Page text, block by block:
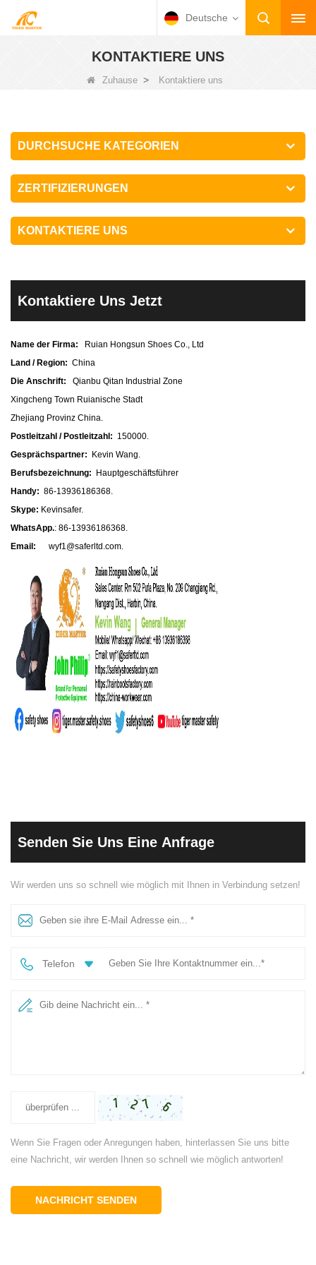
Deutsche
KONTAKTIERE UNS
Zuhause> Kontaktiere uns
DURCHSUCHE KATEGORIEN
ZERTIFIZIERUNGEN
KONTAKTIERE UNS
Kontaktiere Uns Jetzt
Name der Firma:
Ruian Hongsun Shoes Co., Ltd
Land / Region: China
Die Anschrift:
Qianbu Qitan Industrial Zone
Xingcheng Town Ruianische Stadt
Zhejiang Provinz China.
Postleitzahl / Postleitzahl: 150000.
Gesprächspartner:
Kevin Wang.
Berufsbezeichnung:
Hauptgeschäftsführer
Handy: 86-13936186368.
Skype: Kevinsafer.
WhatsApp.: 86-13936186368.
Email:
wyf1@saferltd.com.
Senden Sie Uns Eine Anfrage
Wir werden uns so schnell wie möglich mit Ihnen in Verbindung setzen!
Telefon
Wenn Sie Fragen oder Anregungen haben, hinterlassen Sie uns bitte
eine Nachricht, wir werden Ihnen so schnell wie möglich antworten!
NACHRICHT SENDEN